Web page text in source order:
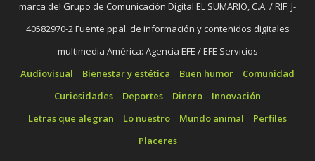
marca del Grupo de Comunicación Digital EL SUMARIO, C.A. / RIF: J-
40582970-2 Fuente ppal. de información y contenidos digitales
multimedia América: Agencia EFE / EFE Servicios
Audiovisual
Bienestar y estética Buen humor
Comunidad
Curiosidades
Deportes Dinero
Innovación
Letras que alegran
Lo nuestro Mundo animal
Perfiles
Placeres